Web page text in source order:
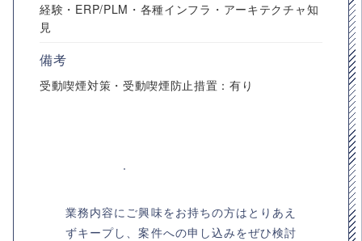
経験・ERP/PLM・各種インフラ・アーキテクチャ知
見
備考
受動喫煙対策・受動喫煙防止措置：有り
業務内容にご興味をお持ちの方はとりあえ
ずキープし、案件への申し込みをぜひ検討